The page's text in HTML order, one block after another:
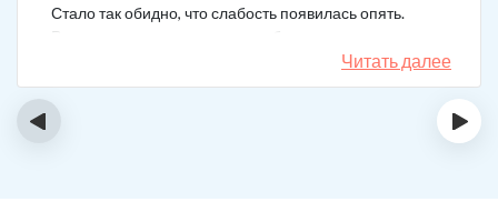
Стало так обидно, что слабость появилась опять.
Решил не затягивать, и опять обратился в клинику.
Мне порекомендовали двойной блок. Согласился, и
сейчас не жалею. Уже два года в полной завязке.
Читать далее
‹ ›